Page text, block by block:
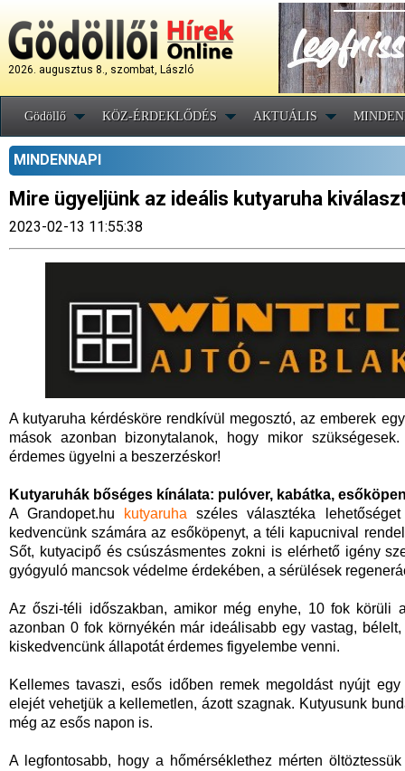
2026. augusztus 8., szombat, László
Gödöllő KÖZ-ÉRDEKLŐDÉS AKTUÁLIS
MINDENNAPI
Mire ügyeljünk az ideális kutyaruha
2023-02-13 11:55:38
A kutyaruha kérdésköre rendkívül megosztó, az emberek
mások azonban bizonytalanok, hogy mikor
érdemes ügyelni a beszerzéskor!
Kutyaruhák bőséges kínálata: pulóver, kabátka,
A Grandopet.hu
kutyaruha széles választéka
kedvencünk számára az esőköpenyt, a téli kapucnival
Sőt, kutyacipő és csúszásmentes zokni is elérhető igény
gyógyuló mancsok védelme érdekében, a sérülések
Az őszi-téli időszakban, amikor még enyhe, 10 fok körüli
azonban 0 fok környékén már ideálisabb egy vastag,
kiskedvencünk állapotát érdemes figyelembe venni.
Kellemes tavaszi, esős időben remek megoldást nyújt
elejét vehetjük a kellemetlen, ázott szagnak. Kutyusunk
még az esős napon is.
A legfontosabb, hogy a hőmérséklethez mérten